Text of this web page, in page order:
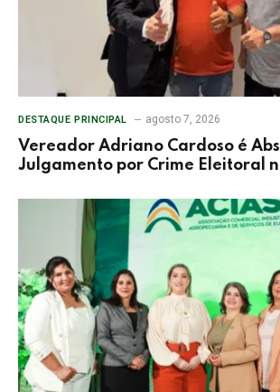
DESTAQUE PRINCIPAL agosto 7, 2026
Vereador Adriano Cardoso é
Julgamento por Crime Eleitoral